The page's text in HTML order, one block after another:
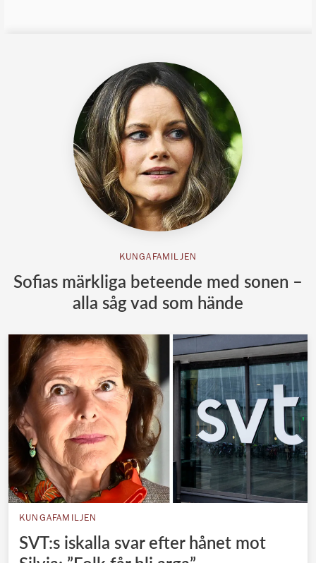
KUNGAFAMILJEN
Sofias märkliga beteende med sonen –
alla såg vad som hände
KUNGAFAMILJEN
SVT:s iskalla svar efter hånet mot